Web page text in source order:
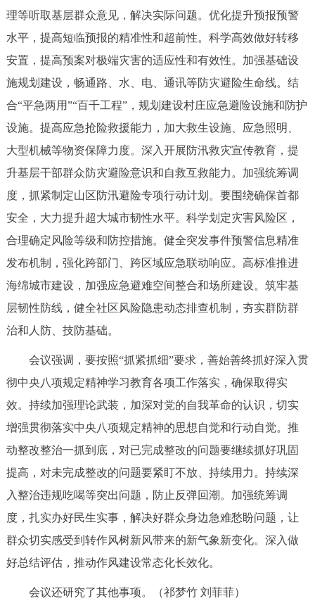
北京概况 十六区概览 人文北京
绿色北京 图说北京 视频北京
ENGLISH 한국어 日本語
DEUTSCH FRANÇAIS РУССКИЙ ЯЗЫК
ESPAÑOL العربية PORTUGUÊS
ITALIANO
回到顶部
理等听取基层群众意见，解决实际问题。优化提升预报预警
水平，提高短临预报的精准性和超前性。科学高效做好转移
安置，提高预案对极端灾害的适应性和有效性。加强基础设
施规划建设，畅通路、水、电、通讯等防灾避险生命线。结
合“平急两用”“百千工程”，规划建设村庄应急避险设施和防护
设施。提高应急抢险救援能力，加大救生设施、应急照明、
大型机械等物资保障力度。深入开展防汛救灾宣传教育，提
升基层干部群众防灾避险意识和自救互救能力。加强统筹调
度，抓紧制定山区防汛避险专项行动计划。要围绕确保首都
安全，大力提升超大城市韧性水平。科学划定灾害风险区，
合理确定风险等级和防控措施。健全突发事件预警信息精准
发布机制，强化跨部门、跨区域应急联动响应。高标准推进
海绵城市建设，加强应急避难空间整合和场所建设。筑牢基
层韧性防线，健全社区风险隐患动态排查机制，夯实群防群
治和人防、技防基础。
会议强调，要按照“抓紧抓细”要求，善始善终抓好深入贯
彻中央八项规定精神学习教育各项工作落实，确保取得实
效。持续加强理论武装，加深对党的自我革命的认识，切实
增强贯彻落实中央八项规定精神的思想自觉和行动自觉。推
动整改整治一抓到底，对已完成整改的问题要继续抓好巩固
提高，对未完成整改的问题要紧盯不放、持续用力。持续深
入整治违规吃喝等突出问题，防止反弹回潮。加强统筹调
度，扎实办好民生实事，解决好群众身边急难愁盼问题，让
群众切实感受到转作风树新风带来的新气象新变化。深入做
好总结评估，推动作风建设常态化长效化。
会议还研究了其他事项。（祁梦竹 刘菲菲）